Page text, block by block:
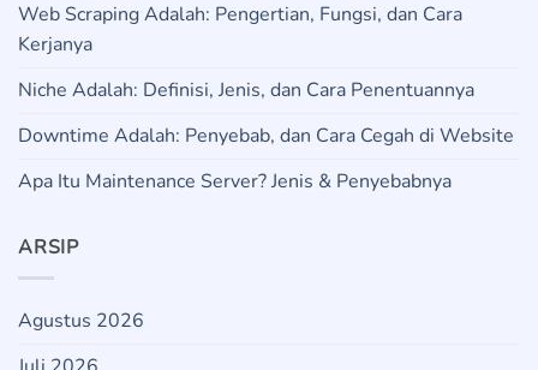
Web Scraping Adalah: Pengertian, Fungsi, dan Cara
Kerjanya
Niche Adalah: Definisi, Jenis, dan Cara Penentuannya
Downtime Adalah: Penyebab, dan Cara Cegah di Website
Apa Itu Maintenance Server? Jenis & Penyebabnya
ARSIP
Agustus 2026